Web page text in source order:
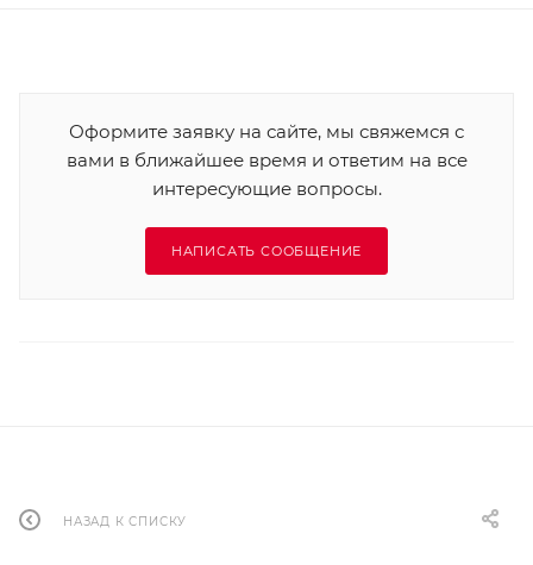
Оформите заявку на сайте, мы свяжемся с
вами в ближайшее время и ответим на все
интересующие вопросы.
НАПИСАТЬ СООБЩЕНИЕ
НАЗАД К СПИСКУ